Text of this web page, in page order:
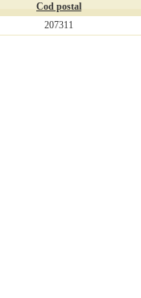
Cod postal
207311